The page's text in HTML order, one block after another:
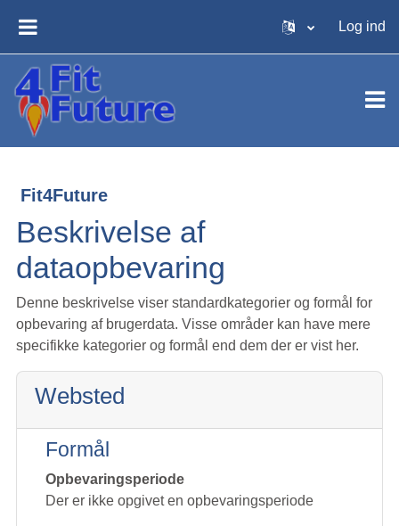
Log ind
Fit4Future
Beskrivelse af
dataopbevaring
Denne beskrivelse viser standardkategorier og formål for
opbevaring af brugerdata. Visse områder kan have mere
specifikke kategorier og formål end dem der er vist her.
Websted
Formål
Opbevaringsperiode
Der er ikke opgivet en opbevaringsperiode